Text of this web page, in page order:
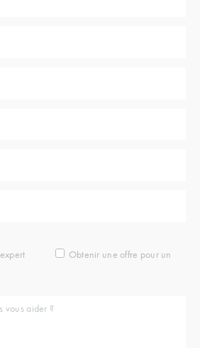
Obtenir une offre pour un